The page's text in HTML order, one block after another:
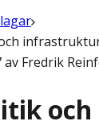
av Fredrik
och